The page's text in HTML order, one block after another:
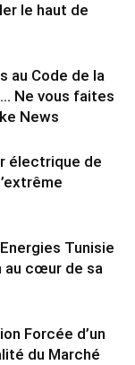
le haut de
au Code de la
Ne vous faites
News
électrique de
Tunisie
au cœur de sa
Forcée d’un
du Marché